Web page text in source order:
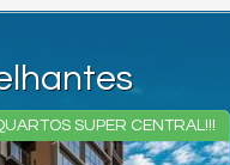
SUPER CENTRAL!!!